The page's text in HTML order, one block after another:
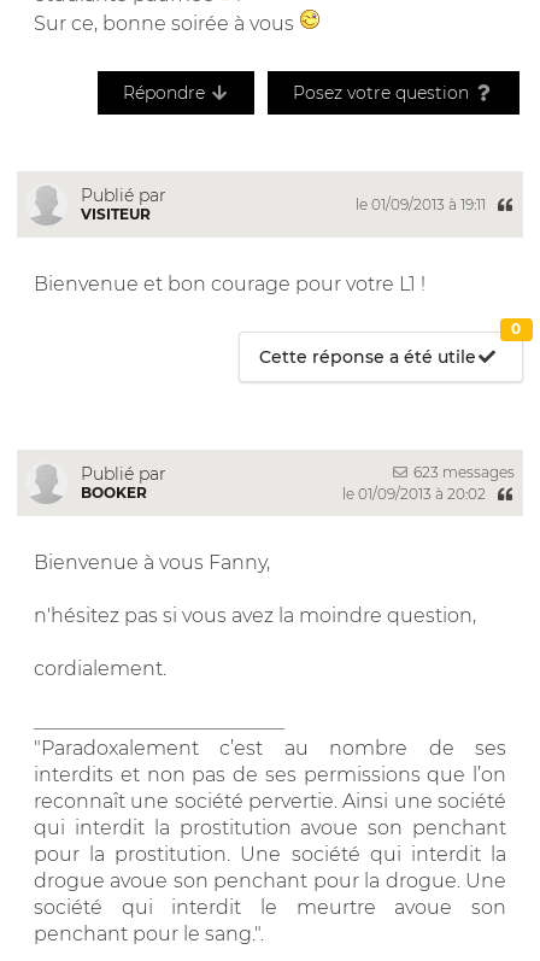
Sur ce, bonne soirée à vous
Répondre Posez votre question
Publié par
VISITEUR
le 01/09/2013 à 19:11
Bienvenue et bon courage pour votre L1 !
Cette réponse a été utile
0
Publié par
BOOKER
623 messages
le 01/09/2013 à 20:02
Bienvenue à vous Fanny,
n'hésitez pas si vous avez la moindre question,
cordialement.
"Paradoxalement c’est au nombre de ses
interdits et non pas de ses permissions que l’on
reconnaît une société pervertie. Ainsi une société
qui interdit la prostitution avoue son penchant
pour la prostitution. Une société qui interdit la
drogue avoue son penchant pour la drogue. Une
société qui interdit le meurtre avoue son
penchant pour le sang.".